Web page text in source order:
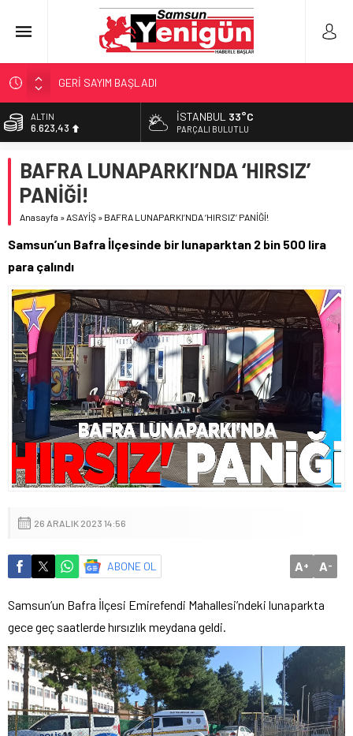
GERİ SAYIM BAŞLADI
SAMSUNSPOR’DA HEDEF 5’İNCİLİK!
‘BAFRA’YA YATIRIM YAPIN!’
YÖNETİCİ SEÇERKEN YAPILAN EN BÜYÜK HATALAR
ALTIN
6.623,43
13.785,25
DOLAR
47,7048
55,0748
İSTANBUL 33°C
PARÇALI BULUTLU
BAFRA LUNAPARKI’NDA ‘HIRSIZ’
PANİĞİ!
Anasayfa »ASAYİŞ » BAFRA LUNAPARKI’NDA ‘HIRSIZ’ PANİĞİ!
Samsun’un Bafra İlçesinde bir lunaparktan 2 bin 500 lira
para çalındı
26 ARALIK 2023 14:56
ABONE OL A+ A-
Samsun’un Bafra İlçesi Emirefendi Mahallesi’ndeki lunaparkta
gece geç saatlerde hırsızlık meydana geldi.